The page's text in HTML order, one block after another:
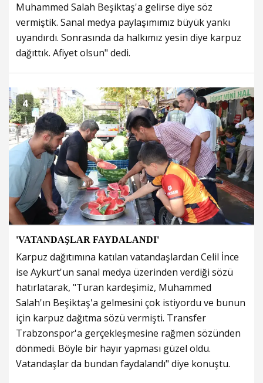
Muhammed Salah Beşiktaş'a gelirse diye söz
vermiştik. Sanal medya paylaşımımız büyük yankı
uyandırdı. Sonrasında da halkımız yesin diye karpuz
dağıttık. Afiyet olsun" dedi.
4
'VATANDAŞLAR FAYDALANDI'
Karpuz dağıtımına katılan vatandaşlardan Celil İnce
ise Aykurt'un sanal medya üzerinden verdiği sözü
hatırlatarak, "Turan kardeşimiz, Muhammed
Salah'ın Beşiktaş'a gelmesini çok istiyordu ve bunun
için karpuz dağıtma sözü vermişti. Transfer
Trabzonspor'a gerçekleşmesine rağmen sözünden
dönmedi. Böyle bir hayır yapması güzel oldu.
Vatandaşlar da bundan faydalandı" diye konuştu.